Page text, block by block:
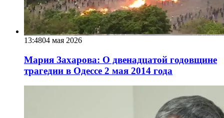
13:4804 мая 2026
Мария Захарова: О двенадцатой годовщине
трагедии в Одессе 2 мая 2014 года